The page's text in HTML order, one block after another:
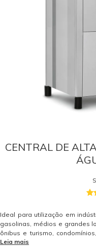
CENTRAL DE
Ideal para utilização em
gasolinas, médios e grandes
ônibus e turismo,
houver a necessidade de
Leia mais